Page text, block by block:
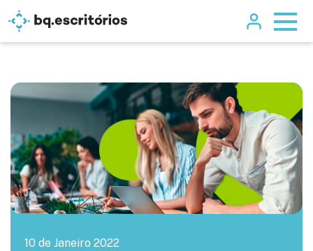
10 de Janeiro 2022